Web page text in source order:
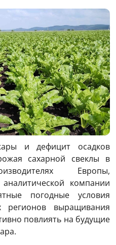
и дефицит осадков
сахарной свеклы в
Европы,
компании
погодные условия
регионов выращивания
повлиять на будущие